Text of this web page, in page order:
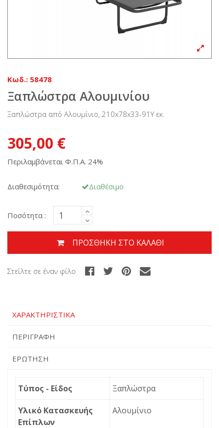
Κωδ.: 58478
Ξαπλώστρα Αλουμινίου
Ξαπλώστρα από Αλουμίνιο, 210x78x33-91Υ εκ.
305,00 €
Περιλαμβάνεται Φ.Π.Α. 24%
Διαθεσιμότητα: Διαθέσιμο
Ποσότητα :
ΠΡΟΣΘΉΚΗ ΣΤΟ ΚΑΛΆΘΙ
Στείλτε σε έναν φίλο
ΧΑΡΑΚΤΗΡΙΣΤΙΚΆ
ΠΕΡΙΓΡΑΦΉ
ΕΡΏΤΗΣΗ
Τύπος - Είδος Ξαπλώστρα
Υλικό Κατασκευής
Επίπλων
Αλουμίνιο